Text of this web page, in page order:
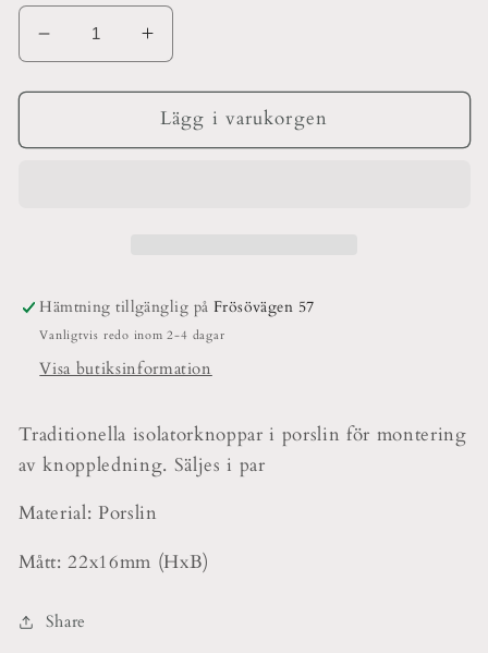
Minska
kvantitet
för
Isolatorknopp
Öka
kvantitet
för
Isolatorknopp
Lägg i varukorgen
Hämtning tillgänglig på Frösövägen 57
Vanligtvis redo inom 2-4 dagar
Visa butiksinformation
Traditionella isolatorknoppar i porslin för montering
av knoppledning. Säljes i par
Material: Porslin
Mått: 22x16mm (HxB)
Share